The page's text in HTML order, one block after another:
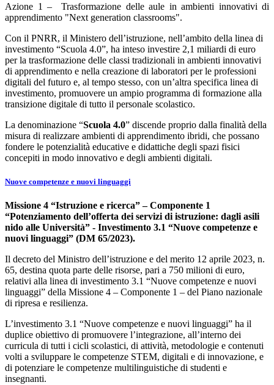
Azione 1 – Trasformazione delle aule in ambienti innovativi di
apprendimento "Next generation classrooms".
Con il PNRR, il Ministero dell’istruzione, nell’ambito della linea di
investimento “Scuola 4.0”, ha inteso investire 2,1 miliardi di euro
per la trasformazione delle classi tradizionali in ambienti innovativi
di apprendimento e nella creazione di laboratori per le professioni
digitali del futuro e, al tempo stesso, con un’altra specifica linea di
investimento, promuovere un ampio programma di formazione alla
transizione digitale di tutto il personale scolastico.
La denominazione “Scuola 4.0” discende proprio dalla finalità della
misura di realizzare ambienti di apprendimento ibridi, che possano
fondere le potenzialità educative e didattiche degli spazi fisici
concepiti in modo innovativo e degli ambienti digitali.
Nuove competenze e nuovi linguaggi
Missione 4 “Istruzione e ricerca” – Componente 1
“Potenziamento dell’offerta dei servizi di istruzione: dagli asili
nido alle Università” - Investimento 3.1 “Nuove competenze e
nuovi linguaggi” (DM 65/2023).
Il decreto del Ministro dell’istruzione e del merito 12 aprile 2023, n.
65, destina quota parte delle risorse, pari a 750 milioni di euro,
relativi alla linea di investimento 3.1 “Nuove competenze e nuovi
linguaggi” della Missione 4 – Componente 1 – del Piano nazionale
di ripresa e resilienza.
L’investimento 3.1 “Nuove competenze e nuovi linguaggi” ha il
duplice obiettivo di promuovere l’integrazione, all’interno dei
curricula di tutti i cicli scolastici, di attività, metodologie e contenuti
volti a sviluppare le competenze STEM, digitali e di innovazione, e
di potenziare le competenze multilinguistiche di studenti e
insegnanti.